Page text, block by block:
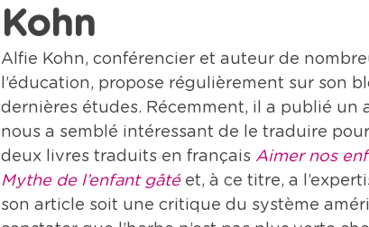
Kohn
Alfie Kohn, conférencier et auteur de
l’éducation, propose régulièrement sur son
dernières études. Récemment, il a publié un
nous a semblé intéressant de le traduire
deux livres traduits en français Aimer nos
Mythe de l’enfant gâté et, à ce titre, a
son article soit une critique du système